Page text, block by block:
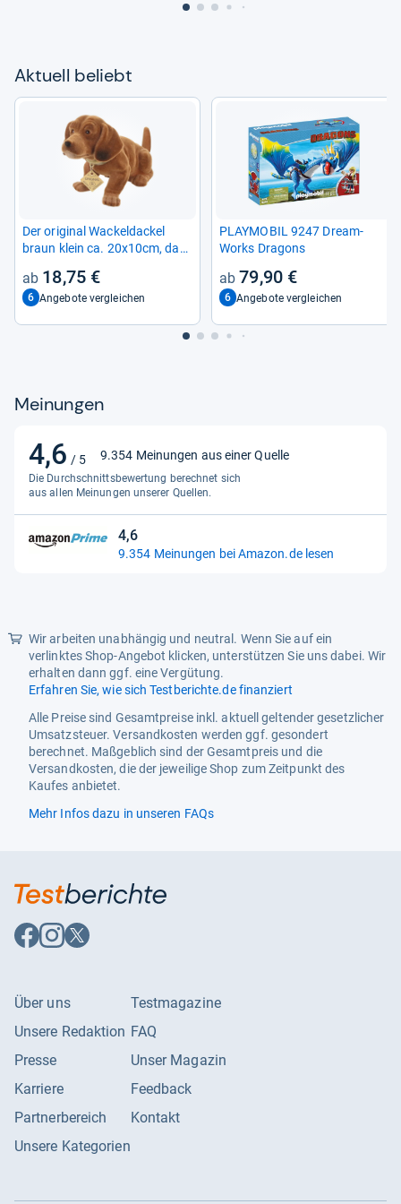
Aktu­ell beliebt
Der ori­gi­nal Wackel­da­ckel
braun klein ca. 20x10cm, das
boob­le­head small
18,75 €
6 Angebote vergleichen
PLAY­MO­BIL 9247 Dre­am­
Works Dra­g­ons
79,90 €
6 Angebote vergleichen
Meinungen
4,6 / 5
4,6
von
5
Sternen
9.354 Meinungen aus einer Quelle
Die Durchschnittsbewertung berechnet sich
aus allen Meinungen unserer Quellen.
4,6
4,6
von
9.354 Meinungen bei Amazon.de lesen
Wir arbeiten unabhängig und neutral. Wenn Sie auf ein
verlinktes Shop-Angebot klicken, unterstützen Sie uns dabei. Wir
erhalten dann ggf. eine Vergütung.
Erfahren Sie, wie sich Testberichte.de finanziert
Alle Preise sind Gesamtpreise inkl. aktuell geltender gesetzlicher
Umsatzsteuer. Versandkosten werden ggf. gesondert
berechnet. Maßgeblich sind der Gesamtpreis und die
Versandkosten, die der jeweilige Shop zum Zeitpunkt des
Kaufes anbietet.
Mehr Infos dazu in unseren FAQs
Auf
Facebook
Auf
Instagram
Auf
X
Über uns
Unsere Redaktion
Presse
Karriere
Partnerbereich
Unsere Kategorien
Testmagazine
FAQ
Unser Magazin
Feedback
Kontakt